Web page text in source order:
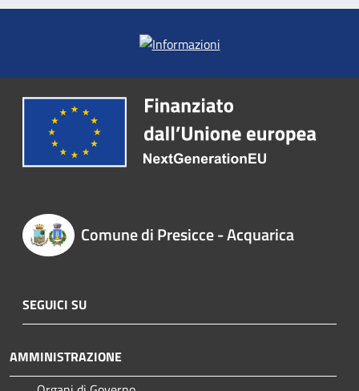
Comune di Presicce - Acquarica
SEGUICI SU
AMMINISTRAZIONE